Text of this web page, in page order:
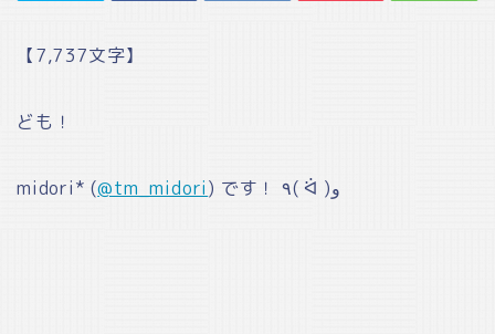
【7,737文字】
ども！
midori* (@tm_midori ) です！ ٩( ᐛ )و